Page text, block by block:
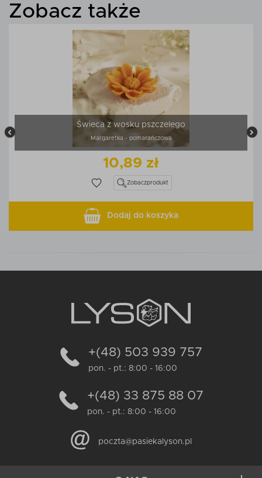
Zobacz także
Świeca z wosku pszczelego
Margaretka - pomarańczowa
10,89 zł
Zobaczprodukt
Dodaj do koszyka
+(48) 503 939 757
pon. - pt.: 8:00 - 16:00
+(48) 33 875 88 07
pon. - pt.: 8:00 - 16:00
poczta@pasiekalyson.pl